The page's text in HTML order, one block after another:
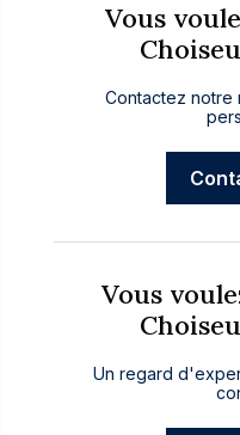
Vous
Contactez notre
Vous
Un regard